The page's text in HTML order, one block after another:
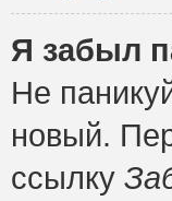
Я забыл
Не
новый.
ссылку